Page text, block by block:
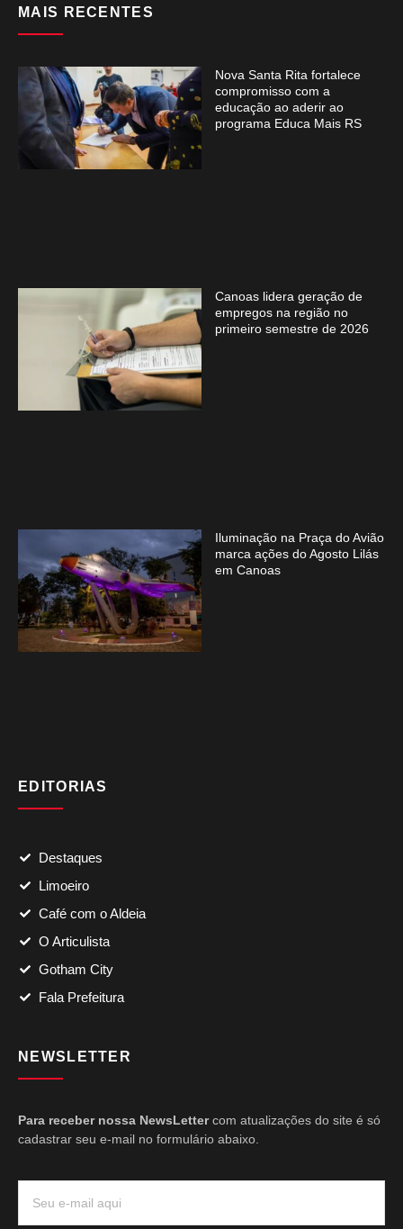
MAIS RECENTES
Nova Santa Rita fortalece
compromisso com a
educação ao aderir ao
programa Educa Mais RS
Canoas lidera geração de
empregos na região no
primeiro semestre de 2026
Iluminação na Praça do Avião
marca ações do Agosto Lilás
em Canoas
EDITORIAS
Destaques
Limoeiro
Café com o Aldeia
O Articulista
Gotham City
Fala Prefeitura
NEWSLETTER
Para receber nossa NewsLettercom atualizações do site é só
cadastrar seu e-mail no formulário abaixo.